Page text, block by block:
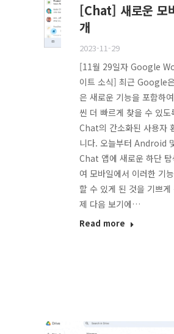
[Chat] 새로운 모
개
2023-11-29
[11월 29일자 Google
이트 소식] 최근 Google
은 새로운 기능을 포함하
씬 더 빠르게 찾을 수 있
Chat의 간소화된 사용자
니다. 오늘부터 Android
Chat 앱에 새로운 하단 탐
여 모바일에서 이러한 기
할 수 있게 된 것을 기쁘게
제 다음 보기에…
Read more